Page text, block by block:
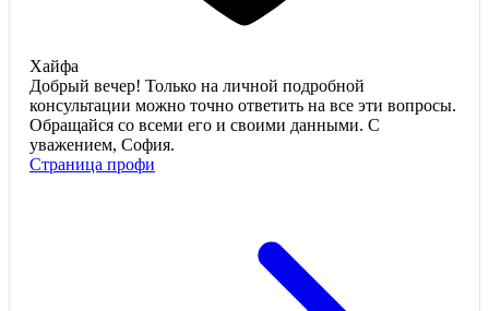
Хайфа
Добрый вечер! Только на личной подробной
консультации можно точно ответить на все эти вопросы.
Обращайся со всеми его и своими данными. С
уважением, София.
Страница профи